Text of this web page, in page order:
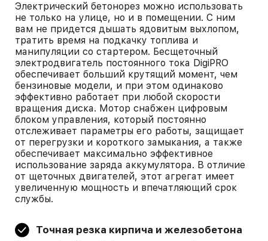
Электрический бетонорез можно использовать
не только на улице, но и в помещении. С ним
вам не придется дышать ядовитым выхлопом,
тратить время на подкачку топлива и
манипуляции со стартером. Бесщеточный
электродвигатель постоянного тока DigiPRO
обеспечивает больший крутящий момент, чем
бензиновые модели, и при этом одинаково
эффективно работает при любой скорости
вращения диска. Мотор снабжен цифровым
блоком управления, который постоянно
отслеживает параметры его работы, защищает
от перегрузки и короткого замыкания, а также
обеспечивает максимально эффективное
использование заряда аккумулятора. В отличие
от щеточных двигателей, этот агрегат имеет
увеличенную мощность и впечатляющий срок
службы.
Точная резка кирпича и железобетона